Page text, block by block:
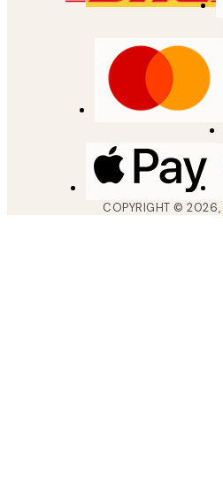
COPYRIGHT ©2026,